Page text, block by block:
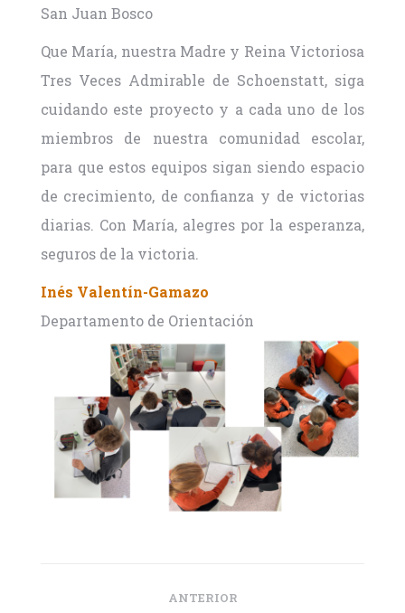
San Juan Bosco
Que María, nuestra Madre y Reina Victoriosa
Tres Veces Admirable de Schoenstatt, siga
cuidando este proyecto y a cada uno de los
miembros de nuestra comunidad escolar,
para que estos equipos sigan siendo espacio
de crecimiento, de confianza y de victorias
diarias. Con María, alegres por la esperanza,
seguros de la victoria.
Inés Valentín-Gamazo
Departamento de Orientación
ANTERIOR